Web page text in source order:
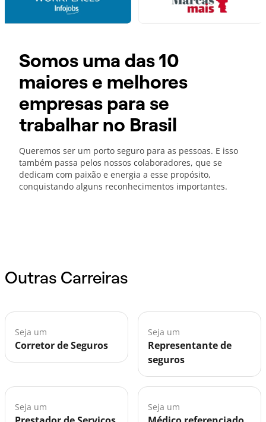
Somos uma das 10
maiores e melhores
empresas para se
trabalhar no Brasil
Queremos ser um porto seguro para as pessoas. E isso
também passa pelos nossos colaboradores, que se
dedicam com paixão e energia a esse propósito,
conquistando alguns reconhecimentos importantes.
Outras Carreiras
Seja um
Corretor de Seguros
Seja um
Representante de
seguros
Seja um Seja um